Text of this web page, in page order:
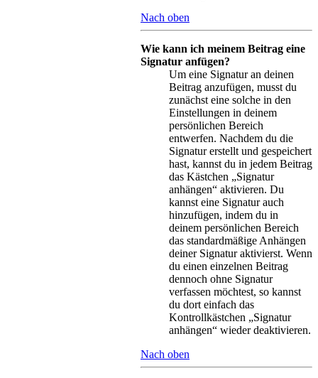
Nach oben
Wie kann ich meinem Beitrag eine
Signatur anfügen?
Um eine Signatur an deinen
Beitrag anzufügen, musst du
zunächst eine solche in den
Einstellungen in deinem
persönlichen Bereich
entwerfen. Nachdem du die
Signatur erstellt und gespeichert
hast, kannst du in jedem Beitrag
das Kästchen „Signatur
anhängen“ aktivieren. Du
kannst eine Signatur auch
hinzufügen, indem du in
deinem persönlichen Bereich
das standardmäßige Anhängen
deiner Signatur aktivierst. Wenn
du einen einzelnen Beitrag
dennoch ohne Signatur
verfassen möchtest, so kannst
du dort einfach das
Kontrollkästchen „Signatur
anhängen“ wieder deaktivieren.
Nach oben